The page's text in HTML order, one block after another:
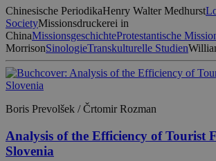
Chinesische PeriodikaHenry Walter Medhurst
SocietyMissionsdruckerei in
ChinaMissionsgeschichteProtestantische
MorrisonSinologieTranskulturelle Studien
Boris Prevolšek / Črtomir Rozman
Analysis of the Efficiency of Tourist
Slovenia